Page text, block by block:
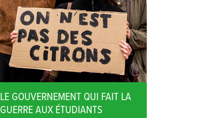
LE GOUVERNEMENT QUI FAIT LA
GUERRE AUX ÉTUDIANTS